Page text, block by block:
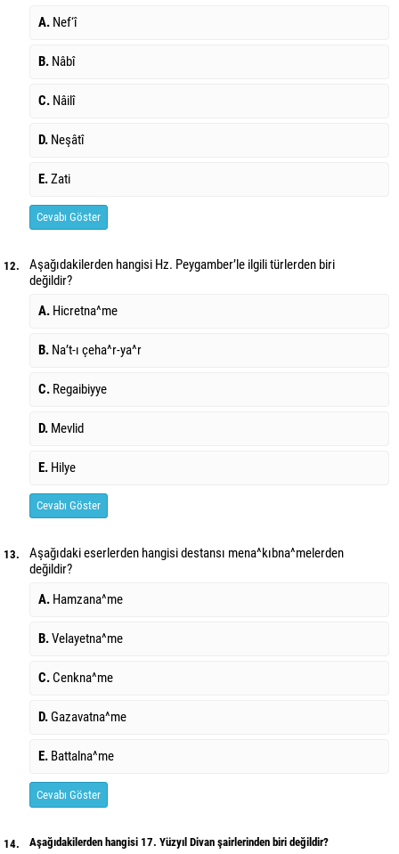
A. Nef‘î
B. Nâbî
C. Nâilî
D. Neşâtî
E.Zati
Cevabı Göster
12.
Aşağıdakilerden hangisi Hz. Peygamber’le ilgili türlerden biri
değildir?
A. Hicretna^me
B. Na’t-ı çeha^r-ya^r
C. Regaibiyye
D. Mevlid
E. Hilye
Cevabı Göster
13.
Aşağıdaki eserlerden hangisi destansı mena^kıbna^melerden
değildir?
A. Hamzana^me
B.Velayetna^me
C.Cenkna^me
D.Gazavatna^me
E. Battalna^me
Cevabı Göster
14. Aşağıdakilerden hangisi 17. Yüzyıl Divan şairlerinden biri değildir?